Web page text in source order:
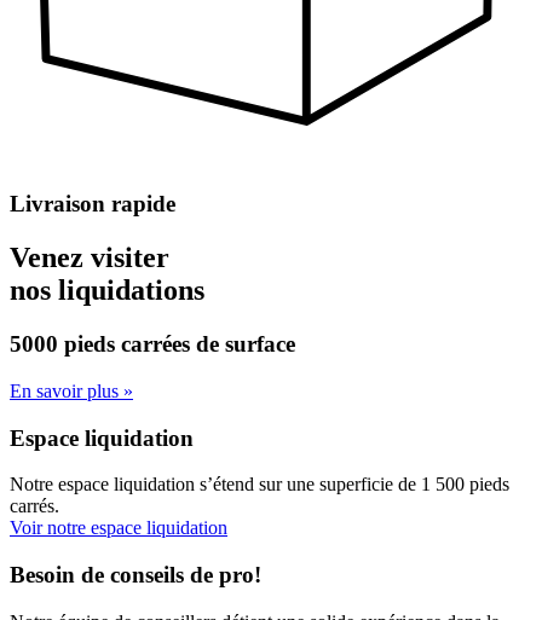
Livraison rapide
Venez visiter
nos liquidations
5000 pieds carrées de surface
En savoir plus »
Espace liquidation
Notre espace liquidation s’étend sur une superficie de 1 500 pieds
carrés.
Voir notre espace liquidation
Besoin de conseils de pro!